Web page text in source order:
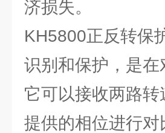
济损失。
KH5800正反转保
识别和保护，是
它可以接收两路
提供的相位进行